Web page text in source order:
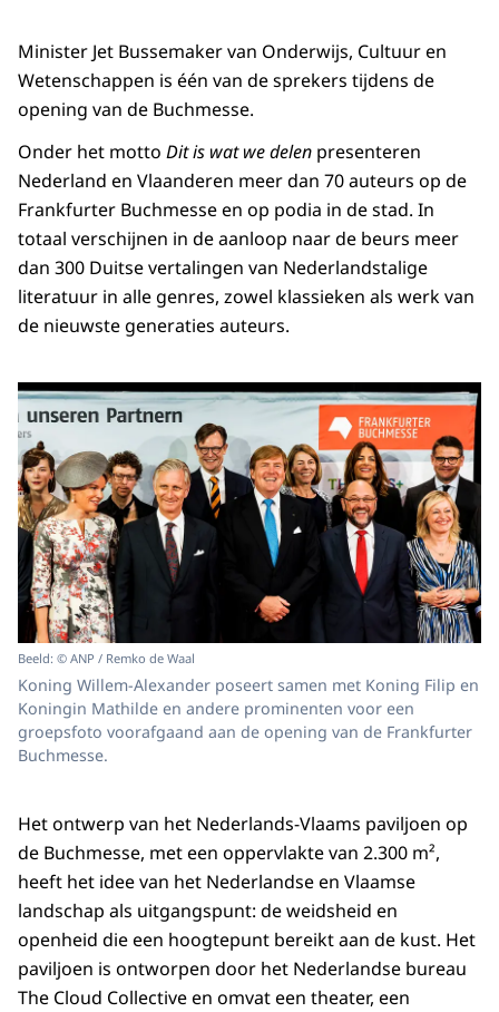
Minister Jet Bussemaker van Onderwijs, Cultuur en
Wetenschappen is één van de sprekers tijdens de
opening van de Buchmesse.
Onder het motto Dit is wat we delen presenteren
Nederland en Vlaanderen meer dan 70 auteurs op de
Frankfurter Buchmesseen op podia in de stad. In
totaal verschijnen in de aanloop naar de beurs meer
dan 300 Duitse vertalingen van Nederlandstalige
literatuur in alle genres, zowel klassieken als werk van
de nieuwste generaties auteurs.
Beeld: © ANP / Remko de Waal
Koning Willem-Alexander poseert samen met Koning Filip en
Koningin Mathilde en andere prominenten voor een
groepsfoto voorafgaand aan de opening van de Frankfurter
Buchmesse.
Het ontwerp van het Nederlands-Vlaams paviljoen op
de Buchmesse, met een oppervlakte van 2.300 m²,
heeft het idee van het Nederlandse en Vlaamse
landschap als uitgangspunt: de weidsheid en
openheid die een hoogtepunt bereikt aan de kust. Het
paviljoen is ontworpen door het Nederlandse bureau
The Cloud Collectiveen omvat een theater, een